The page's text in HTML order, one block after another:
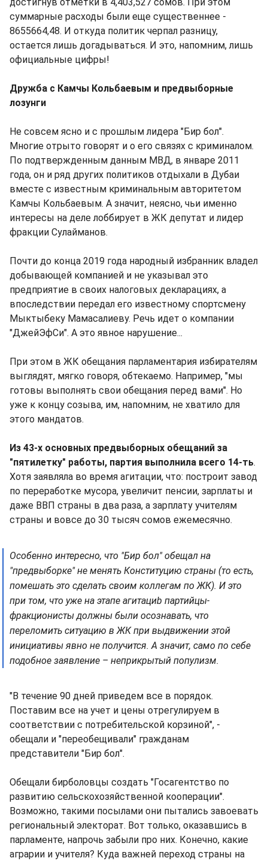
суммарные расходы были еще существеннее -
8655664,48. И откуда политик черпал разницу,
остается лишь догадываться. И это, напомним, лишь
официальные цифры!
Дружба с Камчы Кольбаевым и предвыборные
лозунги
Не совсем ясно и с прошлым лидера "Бир бол".
Многие отрыто говорят и о его связях с криминалом.
По подтвержденным данным МВД, в январе 2011
года, он и ряд других политиков отдыхали в Дубаи
вместе с известным криминальным авторитетом
Камчы Кольбаевым. А значит, неясно, чьи именно
интересы на деле лоббирует в ЖК депутат и лидер
фракции Сулайманов.
Почти до конца 2019 года народный избранник владел
добывающей компанией и не указывал это
предприятие в своих налоговых декларациях, а
впоследствии передал его известному спортсмену
Мыктыбеку Мамасалиеву. Речь идет о компании
"ДжейЭфСи". А это явное нарушение...
При этом в ЖК обещания парламентария избирателям
выглядят, мягко говоря, обтекаемо. Например, "мы
готовы выполнять свои обещания перед вами". Но
уже к концу созыва, им, напомним, не хватило для
этого мандатов.
Из 43-х основных предвыборных обещаний за
"пятилетку" работы, партия выполнила всего 14-ть.
Хотя заявляла во время агитации, что: построит завод
по переработке мусора, увеличит пенсии, зарплаты и
даже ВВП страны в два раза, а зарплату учителям
страны и вовсе до 30 тысяч сомов ежемесячно.
Особенно интересно, что "Бир бол" обещал на
"предвыборке" не менять Конституцию страны (то есть,
помешать это сделать своим коллегам по ЖК). И это
при том, что уже на этапе агитациb партийцы-
фракционисты должны были осознавать, что
переломить ситуацию в ЖК при выдвижении этой
инициативы явно не получится. А значит, само по себе
подобное заявление – неприкрытый популизм.
"В течение 90 дней приведем все в порядок.
Поставим все на учет и цены отрегулируем в
соответствии с потребительской корзиной", -
обещали и "переобещивали" гражданам
представители "Бир бол".
Обещали бирболовцы создать "Госагентство по
развитию сельскохозяйственной кооперации".
Возможно, такими посылами они пытались завоевать
региональный электорат. Вот только, оказавшись в
парламенте, напрочь забыли про них. Конечно, какие
аграрии и учителя? Куда важней переход страны на